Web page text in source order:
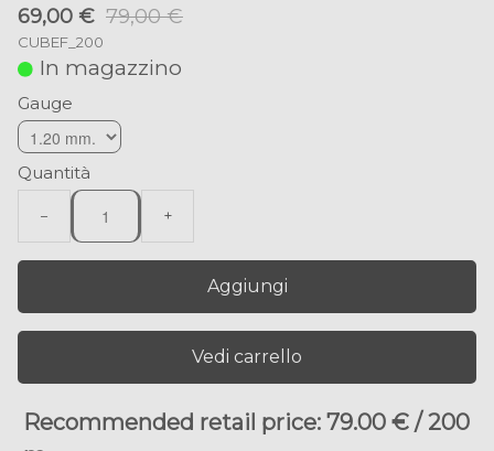
69,00 € 79,00 €
CUBEF_200
In magazzino
Gauge
Quantità
− +
Aggiungi
Vedi carrello
Recommended retail price: 79.00 € / 200